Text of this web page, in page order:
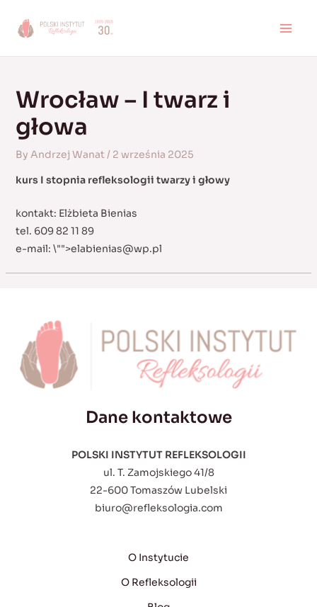
Wrocław – I twarz i
głowa
By Andrzej Wanat/ 2 września 2025
kurs I stopnia refleksologii twarzy i głowy
kontakt: Elżbieta Bienias
tel. 609 82 11 89
e-mail: \"">elabienias@wp.pl
Dane kontaktowe
POLSKI INSTYTUT REFLEKSOLOGII
ul. T. Zamojskiego 41/8
22-600 Tomaszów Lubelski
biuro@refleksologia.com
O Instytucie
O Refleksologii